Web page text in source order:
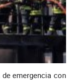
emergencia con